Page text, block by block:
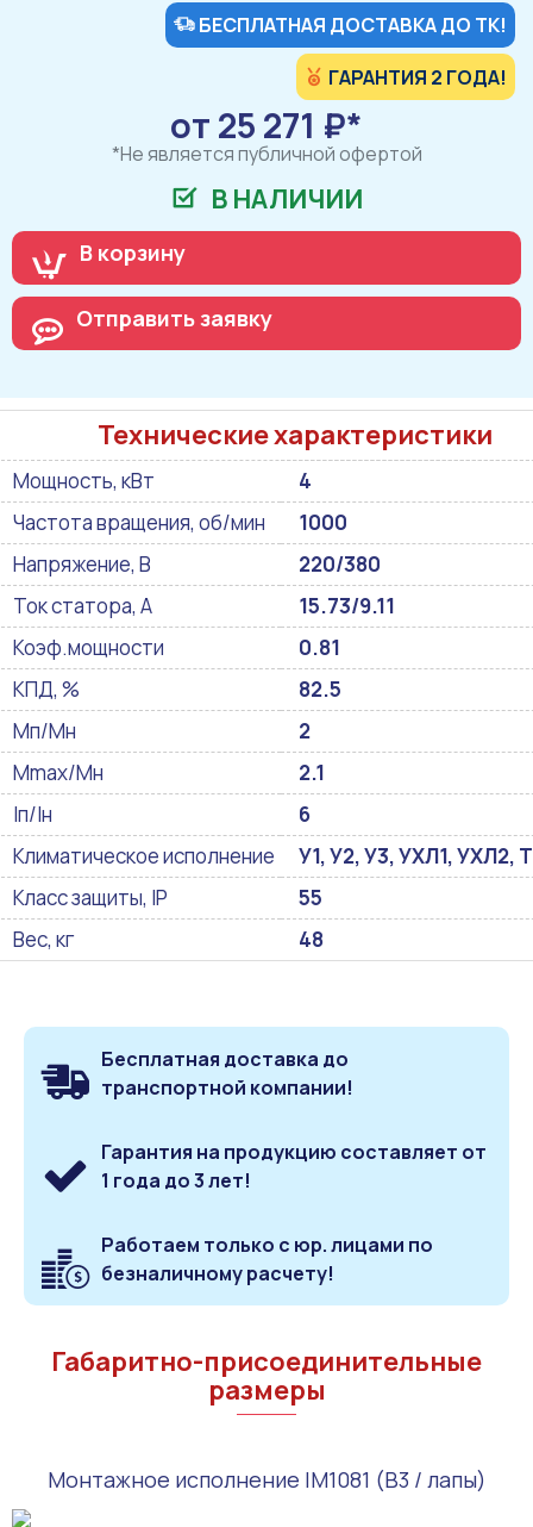
БЕСПЛАТНАЯ ДОСТАВКА ДО ТК!
ГАРАНТИЯ 2 ГОДА!
от 25 271 ₽*
*Не является публичной офертой
В НАЛИЧИИ
В корзину
Отправить заявку
Технические характеристики
Мощность, кВт
4
Частота вращения, об/мин
1000
Напряжение, В
220/380
Ток статора, А
15.73/9.11
Коэф.мощности
0.81
КПД, %
82.5
Мп/Мн
2
Mmax/Mн
2.1
Iп/Iн
6
Климатическое исполнение
У1, У2, У3, УХЛ1, УХЛ2,
Класс защиты, IP
55
Вес, кг
48
Бесплатная доставка до
транспортной компании!
Гарантия на продукцию составляет от
1 года до 3 лет!
Работаем только с юр. лицами по
безналичному расчету!
Габаритно-присоединительные
размеры
Монтажное исполнение IM1081 (B3 / лапы)